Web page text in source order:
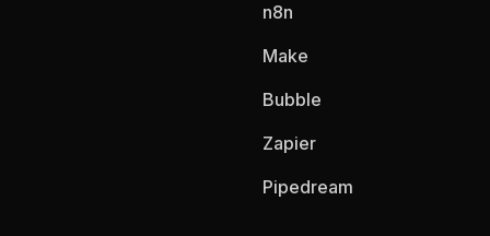
n8n
Make
Bubble
Zapier
Pipedream